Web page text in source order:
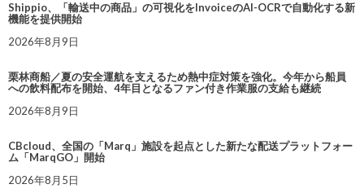
Shippio、「輸送中の商品」の可視化をInvoiceのAI-OCRで自動化する新
機能を提供開始
2026年8月9日
栗林商船／夏の安全運航を支えるため熱中症対策を強化。今年から船員
への飲料配布を開始、4年目となるファン付き作業服の支給も継続
2026年8月9日
CBcloud、全国の「Marq」施設を起点とした新たな配送プラットフォー
ム「MarqGO」開始
2026年8月5日